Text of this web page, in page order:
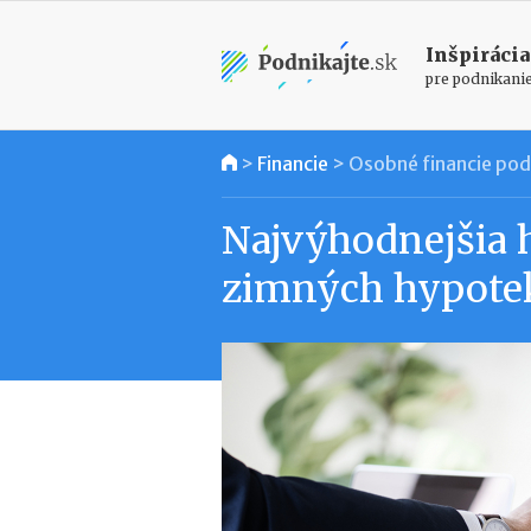
Inšpirácia
pre
> Financie > Osobné financie
Najvýhodnejšia
zimných